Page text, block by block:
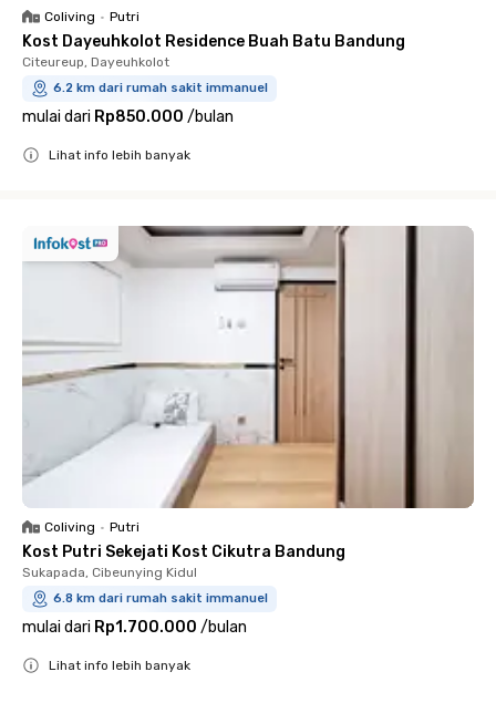
Coliving • Putri
Kost Dayeuhkolot Residence Buah Batu Bandung
Citeureup, Dayeuhkolot
6.2 km dari rumah sakit immanuel
mulai dari Rp850.000 /bulan
Lihat info lebih banyak
Coliving • Putri
Kost Putri Sekejati Kost Cikutra Bandung
Sukapada, Cibeunying Kidul
6.8 km dari rumah sakit immanuel
mulai dari Rp1.700.000 /bulan
Lihat info lebih banyak